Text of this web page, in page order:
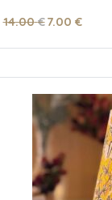
14.00 €7.00 €